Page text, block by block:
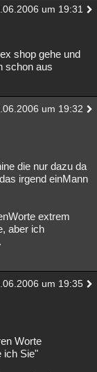
um 19:31
shop gehe und
schon aus
um 19:32
die nur dazu da
irgend einMann
extrem
aber ich
um 19:35
Worte
ich Sie"